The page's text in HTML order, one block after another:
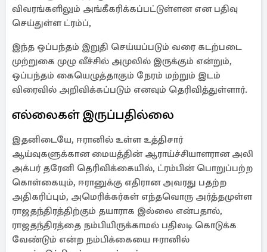
விவரங்களிலும் அங்கீகரிக்கப்பட்டுள்ளன என பதிவு
செய்துள்ள ட்ரம்ப்,
இந்த ஒப்பந்தம் இறுதி செய்யப்படும் வரை கடற்படை
முற்றுகை முழு வீச்சில் அமுலில் இருக்கும் என்றும்,
ஒப்பந்தம் கையெழுத்தாகும் நேரம் மற்றும் இடம்
விரைவில் அறிவிக்கப்படும் எனவும் தெரிவித்துள்ளார்.
எல்லைகள் இருப்பதில்லை
இதனிடையே, ஈரானில் உள்ள உத்திசார்
ஆய்வுகளுக்கான மையத்தின் ஆராய்ச்சியாளரான அலி
அக்பர் தரேனி தெரிவிக்கையில், ட்ரம்பின் பொறுப்பற்ற
கொள்கையும், ஈரானுக்கு எதிரான அவரது பதற்ற
அதிகரிப்பும், அமெரிக்கர்கள் எந்தவொரு அர்த்தமுள்ள
ராஜதந்திரத்திற்கும் தயாராக இல்லை என்பதால்,
ராஜதந்திரத்தை நம்பியிருக்காமல் பதிலடி கொடுக்க
வேண்டும் என்ற நம்பிக்கையை ஈரானில்